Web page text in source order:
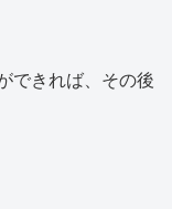
できれば、その後